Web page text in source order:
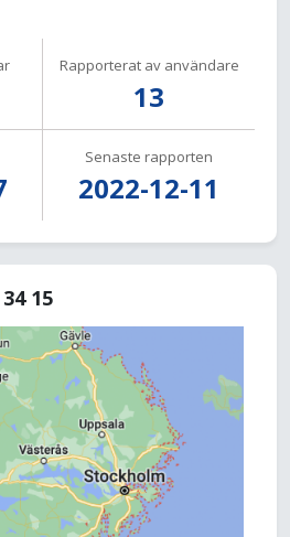
Rapporterat av användare
13
Senaste rapporten
2022-12-11
15